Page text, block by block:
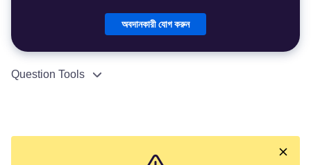
অবদানকারী যোগ করুন
Question Tools